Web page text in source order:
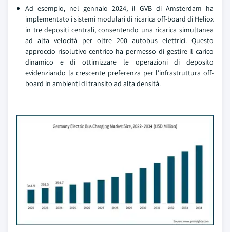
Ad esempio, nel gennaio 2024, il GVB di Amsterdam ha
implementato i sistemi modulari di ricarica off-board di Heliox
in tre depositi centrali, consentendo una ricarica simultanea
ad alta velocità per oltre 200 autobus elettrici. Questo
approccio risolutivo-centrico ha permesso di gestire il carico
dinamico e di ottimizzare le operazioni di deposito
evidenziando la crescente preferenza per l'infrastruttura off-
board in ambienti di transito ad alta densità.